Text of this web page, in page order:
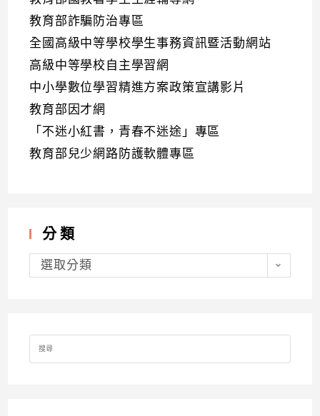
教育部詐騙防治專區
全國高級中等學校學生事務資訊暨活動網站
高級中等學校自主學習網
中小學數位學習精進方案政策宣講影片
教育部因才網
「不迷小紅書，青春不迷途」專區
教育部兒少網路防護軟體專區
分類
分
類選取分類
Search
for: